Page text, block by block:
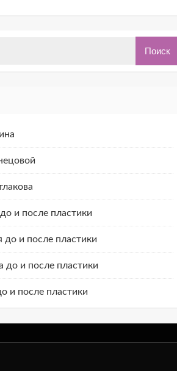
и после пластики
и после пластики
до и после пластики
и после пластики